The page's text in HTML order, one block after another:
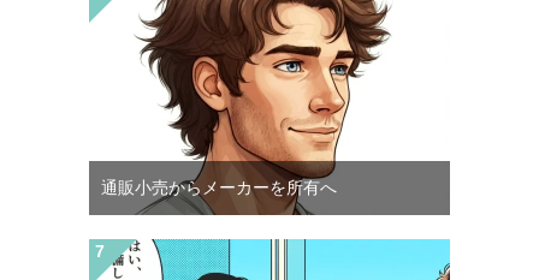
通販小売からメーカーを所有へ